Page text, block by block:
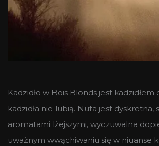
Kadzidło w Bois Blonds jest kadzidłem
kadzidła nie lubią. Nuta jest dyskretna,
aromatami lżejszymi, wyczuwalna
uważnym wwąchiwaniu się w niuanse